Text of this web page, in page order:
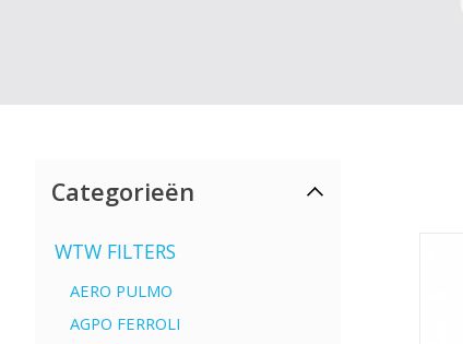
Categorieën
WTW FILTERS
AERO PULMO
AGPO FERROLI